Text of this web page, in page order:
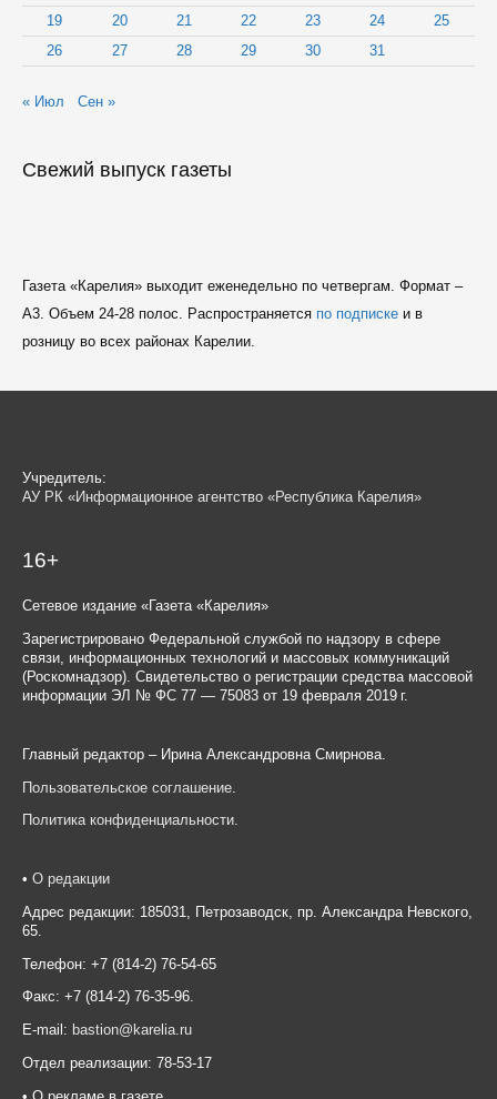
19
20 21 22 23 24
25
26
27 28 29 30 31
« Июл Сен »
Свежий выпуск газеты
Газета «Карелия» выходит еженедельно по четвергам. Формат –
A3. Объем 24-28 полос. Распространяется по подпискеи в
розницу во всех районах Карелии.
Учредитель:
АУ РК «Информационное агентство «Республика Карелия»
16+
Сетевое издание «Газета «Карелия»
Зарегистрировано Федеральной службой по надзору в сфере
связи, информационных технологий и массовых коммуникаций
(Роскомнадзор). Свидетельство о регистрации средства массовой
информации ЭЛ № ФС 77 — 75083 от 19 февраля 2019 г.
Главный редактор – Ирина Александровна Смирнова.
Пользовательское соглашение
Политика конфиденциальности.
• О редакции
Адрес редакции: 185031, Петрозаводск, пр. Александра Невского,
65.
Телефон: +7 (814-2) 76-54-65
Факс: +7 (814-2) 76-35-96.
E-mail: bastion@karelia.ru
Отдел реализации: 78-53-17